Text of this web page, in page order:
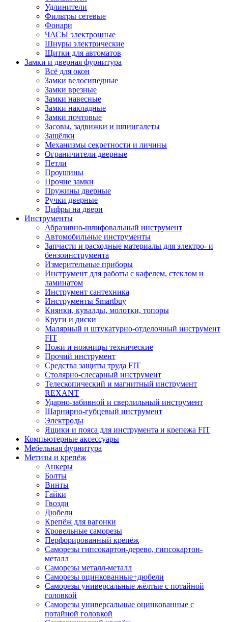
Удлинители
Фильтры сетевые
Фонари
ЧАСЫ электронные
Шнуры электрические
Щитки для автоматов
Замки и дверная фурнитура
Всё для окон
Замки велосипедные
Замки врезные
Замки навесные
Замки накладные
Замки почтовые
Засовы, задвижки и шпингалеты
Защёлки
Механизмы секретности и личины
Ограничители дверные
Петли
Проушины
Прочие замки
Пружины дверные
Ручки дверные
Цифры на двери
Инструменты
Абразивно-шлифовальный инструмент
Автомобильные инструменты
Запчасти и расходные материалы для электро- и
бензоинструмента
Измерительные приборы
Инструмент для работы с кафелем, стеклом и
ламинатом
Инструмент сантехника
Инструменты Smartbuy
Киянки, кувалды, молотки, топоры
Круги и диски
Малярный и штукатурно-отделочный инструмент
FIT
Ножи и ножницы технические
Прочий инструмент
Средства защиты труда FIT
Столярно-слесарный инструмент
Телескопический и магнитный инструмент
REXANT
Ударно-забивной и сверлильный инструмент
Шарнирно-губцевый инструмент
Электроды
Ящики и пояса для инструмента и крепежа FIT
Компьютерные аксессуары
Мебельная фурнитура
Метизы и крепёж
Анкеры
Болты
Винты
Гайки
Гвозди
Дюбели
Крепёж для вагонки
Кровельные саморезы
Перфорированный крепёж
Саморезы гипсокартон-дерево, гипсокартон-
металл
Саморезы металл-металл
Саморезы оцинкованные+дюбели
Саморезы универсальные жёлтые с потайной
головкой
Саморезы универсальные оцинкованные с
потайной головкой